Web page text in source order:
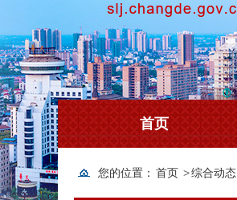
首页
您的位置： 首页 >综合动态